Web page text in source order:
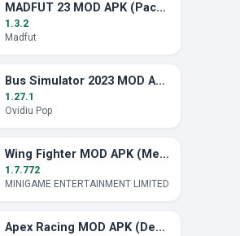
MADFUT 23 MOD APK (Pack Gratis Completo)
1.3.2
Madfut
Bus Simulator 2023 MOD APK (Dinero Ilimitado)
1.27.1
Ovidiu Pop
Wing Fighter MOD APK (Menú Mod, Modo Dios)
1.7.772
MINIGAME ENTERTAINMENT LIMITED
Apex Racing MOD APK (Desbloqueado)